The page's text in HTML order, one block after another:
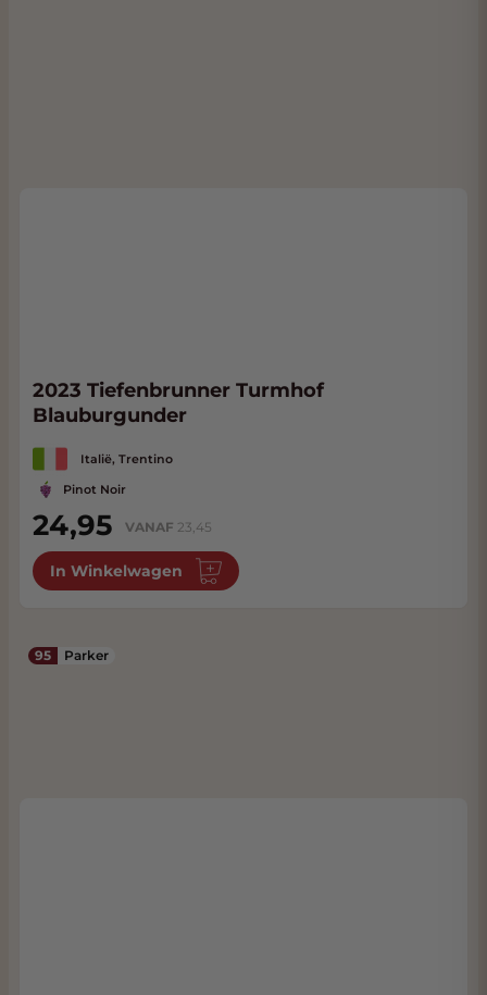
2023 Tiefenbrunner Turmhof
Blauburgunder
Italië, Trentino
Pinot Noir
24,95 VANAF 23,45
In Winkelwagen
95 Parker